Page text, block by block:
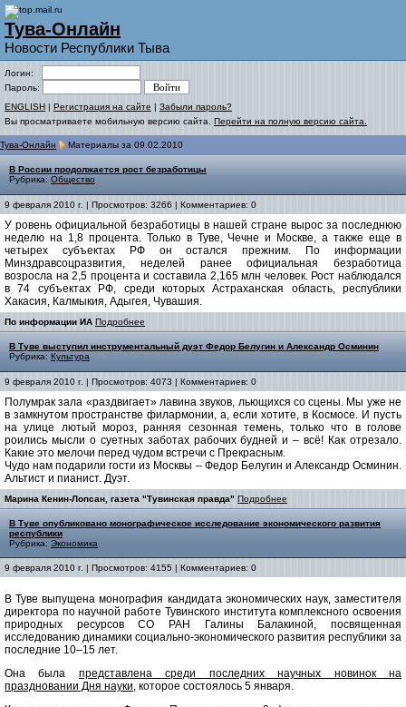
Тува-Онлайн
Новости Республики Тыва
Логин:
Пароль:
ENGLISH | Регистрация на сайте | Забыли пароль?
Вы просматриваете мобильную версию сайта. Перейти на полную версию сайта.
Тува-Онлайн Материалы за 09.02.2010
В России продолжается рост безработицы
Рубрика: Общество
9 февраля 2010 г. | Просмотров: 3266 | Комментариев: 0
У ровень официальной безработицы в нашей стране вырос за последнюю
неделю на 1,8 процента. Только в Туве, Чечне и Москве, а также еще в
четырех субъектах РФ он остался прежним. По информации
Минздравсоцразвития, неделей ранее официальная безработица
возросла на 2,5 процента и составила 2,165 млн человек. Рост наблюдался
в 74 субъектах РФ, среди которых Астраханская область, республики
Хакасия, Калмыкия, Адыгея, Чувашия.
По информации ИА Подробнее
В Туве выступил инструментальный дуэт Федор Белугин и Александр Осминин
Рубрика: Культура
9 февраля 2010 г. | Просмотров: 4073 | Комментариев: 0
Полумрак зала «раздвигает» лавина звуков, льющихся со сцены. Мы уже не
в замкнутом пространстве филармонии, а, если хотите, в Космосе. И пусть
на улице лютый мороз, ранняя сезонная темень, только что в голове
роились мысли о суетных заботах рабочих будней и – всё! Как отрезало.
Какие это мелочи перед чудом встречи с Прекрасным.
Чудо нам подарили гости из Москвы – Федор Белугин и Александр Осминин.
Альтист и пианист. Дуэт.
Марина Кенин-Лопсан, газета "Тувинская правда" Подробнее
В Туве опубликовано монографическое исследование экономического развития
республики
Рубрика: Экономика
9 февраля 2010 г. | Просмотров: 4155 | Комментариев: 0
В Туве выпущена монография кандидата экономических наук, заместителя
директора по научной работе Тувинского института комплексного освоения
природных ресурсов СО РАН Галины Балакиной, посвященная
исследованию динамики социально-экономического развития республики за
последние 10–15 лет.
Она была представлена среди последних научных новинок на
праздновании Дня науки, которое состоялось 5 января.